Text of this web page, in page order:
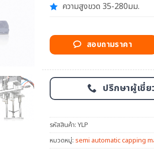
ความสูงขวด 35-280มม.
สอบถามราคา
ปรึกษาผู้เชี่
รหัสสินค้า: YLP
หมวดหมู่: semi automatic capping